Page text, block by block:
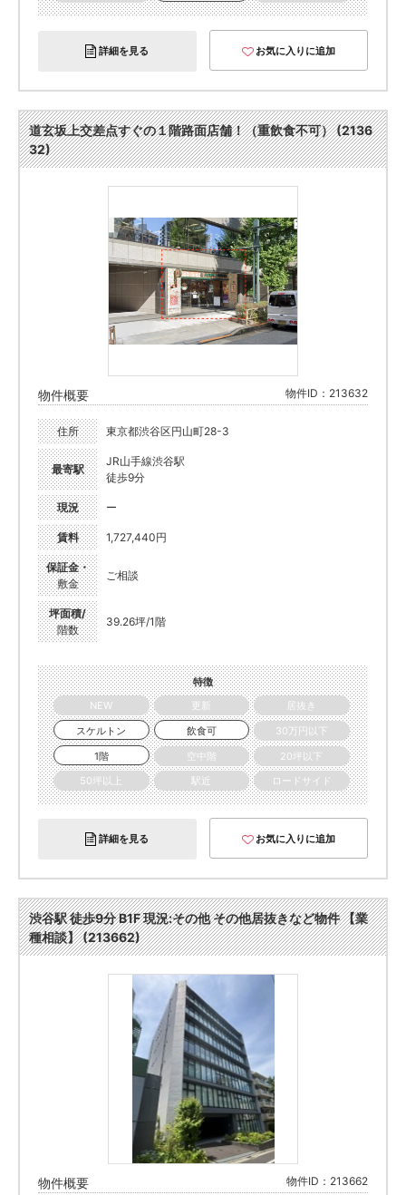
詳細を見る お気に入りに追加
道玄坂上交差点すぐの１階路面店舗！（重飲食不可） (2136
32)
物件概要 物件ID：213632
住所 東京都渋谷区円山町28-3
最寄駅
JR山手線渋谷駅
徒歩9分
現況 ー
賃料 1,727,440円
保証金・
敷金
ご相談
坪面積/
階数
39.26坪/1階
特徴
NEW
更新
居抜き
スケルトン
飲食可
30万円以下
1階
空中階
20坪以下
50坪以上
駅近 ロードサイド
詳細を見る お気に入りに追加
渋谷駅 徒歩9分 B1F 現況:その他 その他居抜きなど物件 【業
種相談】 (213662)
物件概要 物件ID：213662